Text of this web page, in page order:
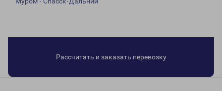
Рассчитать и заказать перевозку